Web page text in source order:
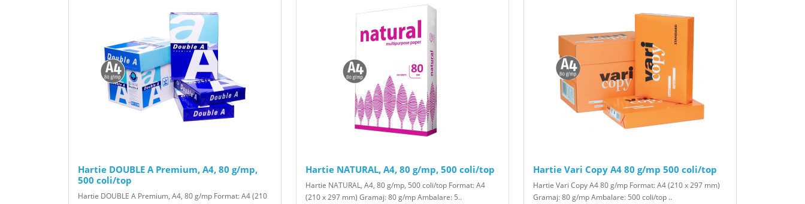
Hartie DOUBLE A Premium, A4, 80 g/mp,
500 coli/top
Hartie DOUBLE A Premium, A4, 80 g/mp Format: A4 (210
Hartie NATURAL, A4, 80 g/mp, 500 coli/top
Hartie NATURAL, A4, 80 g/mp, 500 coli/top Format: A4
(210 x 297 mm) Gramaj: 80 g/mp Ambalare: 5..
Hartie Vari Copy A4 80 g/mp 500 coli/top
Hartie Vari Copy A4 80 g/mp Format: A4 (210 x 297 mm)
Gramaj: 80 g/mp Ambalare: 500 coli/top ..